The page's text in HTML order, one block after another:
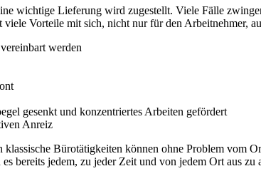
wichtige Lieferung wird zugestellt. Viele Fälle
Vorteile mit sich, nicht nur für den Arbeitnehmer,
werden
gesenkt und konzentriertes Arbeiten gefördert
Anreiz
Bürotätigkeiten können ohne Problem vom
bereits jedem, zu jeder Zeit und von jedem Ort aus